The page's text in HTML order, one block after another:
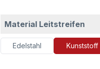
Material Leitstreifen
Edelstahl Kunststoff